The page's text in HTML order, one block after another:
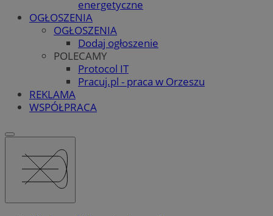
energetyczne
OGŁOSZENIA
OGŁOSZENIA
Dodaj ogłoszenie
POLECAMY
Protocol IT
Pracuj.pl - praca w Orzeszu
REKLAMA
WSPÓŁPRACA